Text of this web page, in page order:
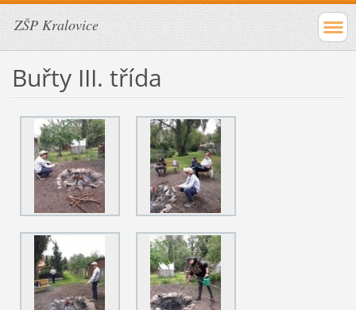
ZŠP Kralovice
Buřty III. třída